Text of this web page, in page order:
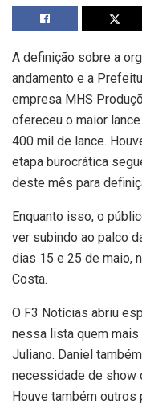
A definição sobre a
andamento e a
empresa MHS
ofereceu o maior
400 mil de lance.
etapa burocrática
deste mês para
Enquanto isso, o
ver subindo ao palco
dias 15 e 25 de maio,
Costa.
O F3 Notícias abriu
nessa lista quem
Juliano. Daniel
necessidade de show
Houve também